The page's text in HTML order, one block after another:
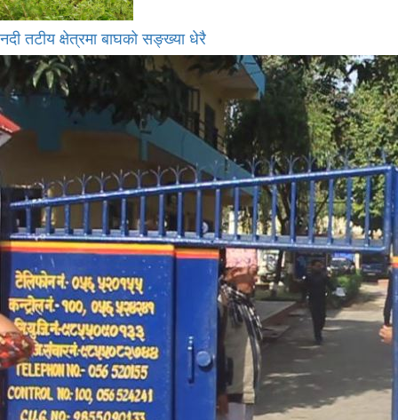
नदी तटीय क्षेत्रमा बाघको सङ्ख्या धेरै